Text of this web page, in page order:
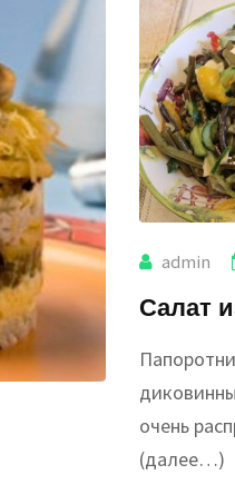
admin
Салат
очень
(далее…)